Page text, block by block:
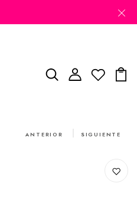
ANTERIOR SIGUIENTE